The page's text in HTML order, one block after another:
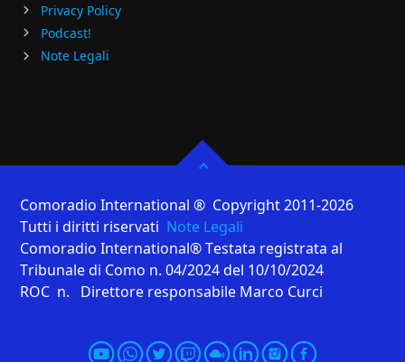
Privacy Policy
Podcast!
Note Legali
Comoradio International ® Copyright 2011-2026
Tutti i diritti riservati Note Legali
Comoradio International® Testata registrata al
Tribunale di Como n. 04/2024 del 10/10/2024
ROC n. Direttore responsabile Marco Curci